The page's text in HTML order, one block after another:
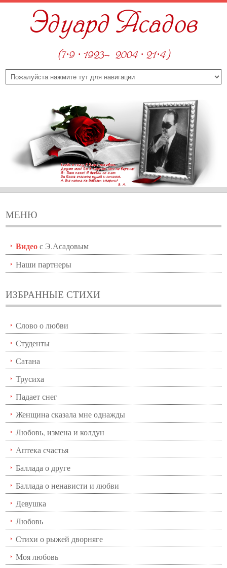
Эдуард Асадов
(7·9 · 1923—2004 · 21·4)
МЕНЮ
Видеос Э.Асадовым
Наши партнеры
ИЗБРАННЫЕ СТИХИ
Слово о любви
Студенты
Сатана
Трусиха
Падает снег
Женщина сказала мне однажды
Любовь, измена и колдун
Аптека счастья
Баллада о друге
Баллада о ненависти и любви
Девушка
Любовь
Стихи о рыжей дворняге
Моя любовь